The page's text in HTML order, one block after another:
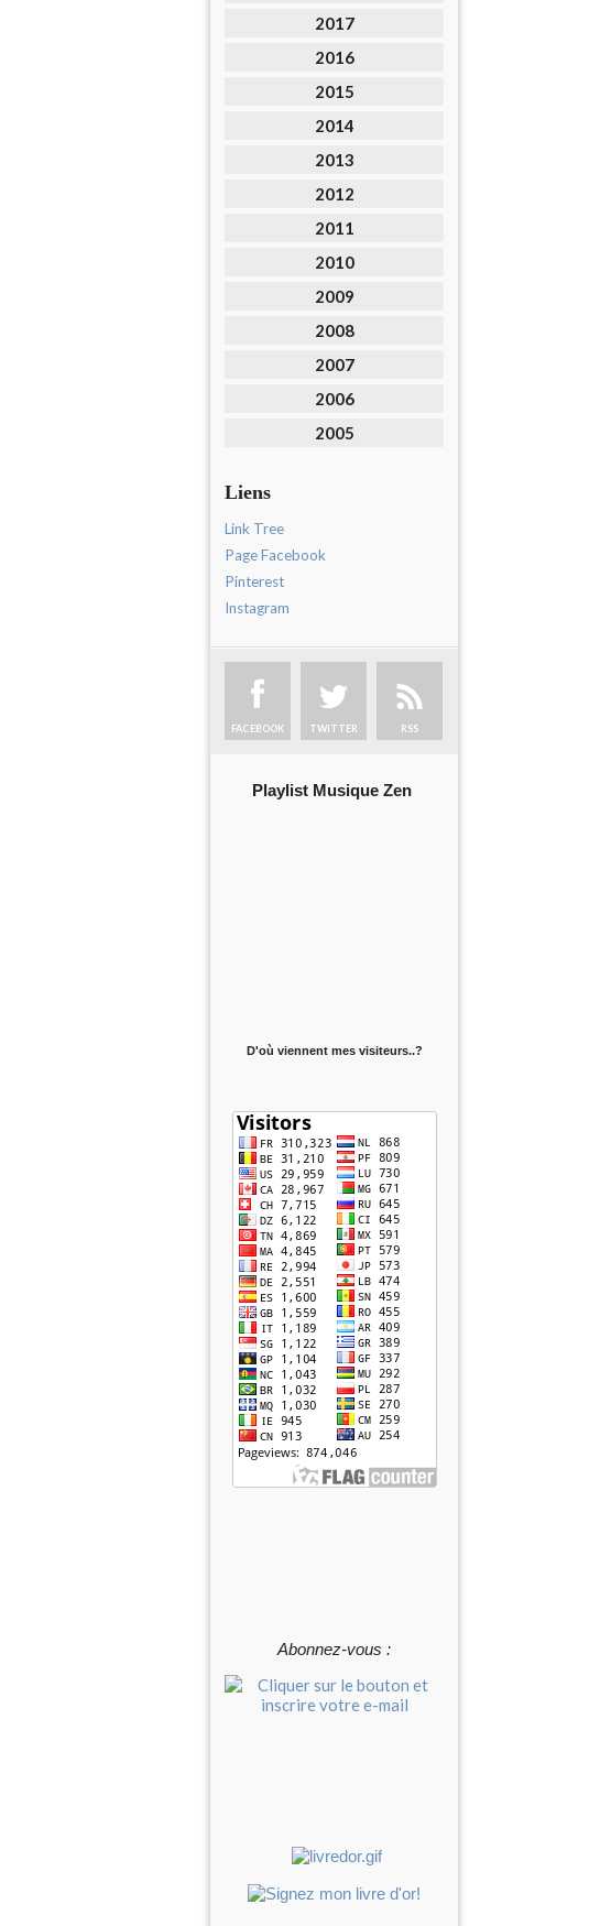
2017
2016
2015
2014
2013
2012
2011
2010
2009
2008
2007
2006
2005
Liens
Link Tree
Page Facebook
Pinterest
Instagram
FACEBOOK TWITTER RSS
Playlist Musique Zen
D'où viennent mes visiteurs..?
Abonnez-vous :